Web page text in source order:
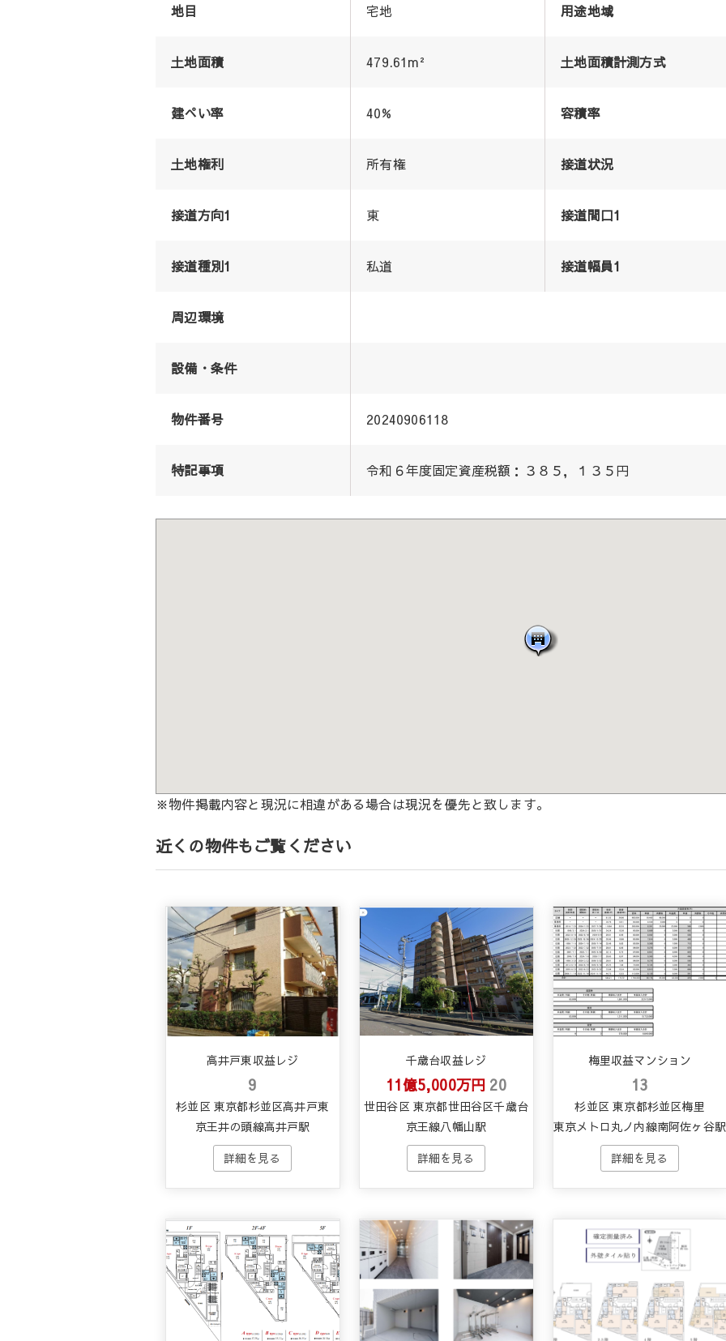
地目 宅地 用途地域
土地面積 479.61m² 土地面積計測方式
建ぺい率 40% 容積率
土地権利 所有権 接道状況
接道方向1 東 接道間口1
接道種別1 私道 接道幅員1
周辺環境
設備・条件
物件番号 20240906118
特記事項 令和６年度固定資産税額：３８５，１３５円
※物件掲載内容と現況に相違がある場合は現況を優先と致します。
近くの物件もご覧ください
高井戸東収益レジ
9
杉並区 東京都杉並区高井戸東
京王井の頭線高井戸駅
千歳台収益レジ
11億5,000万円 20
世田谷区 東京都世田谷区千歳台
京王線八幡山駅
梅里収益マンション
13
杉並区 東京都杉並区梅里
東京メトロ丸ノ内線南阿佐ヶ谷駅